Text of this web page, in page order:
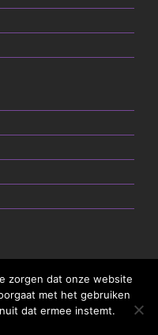
zorgen dat onze website
met het gebruiken
dat ermee instemt.